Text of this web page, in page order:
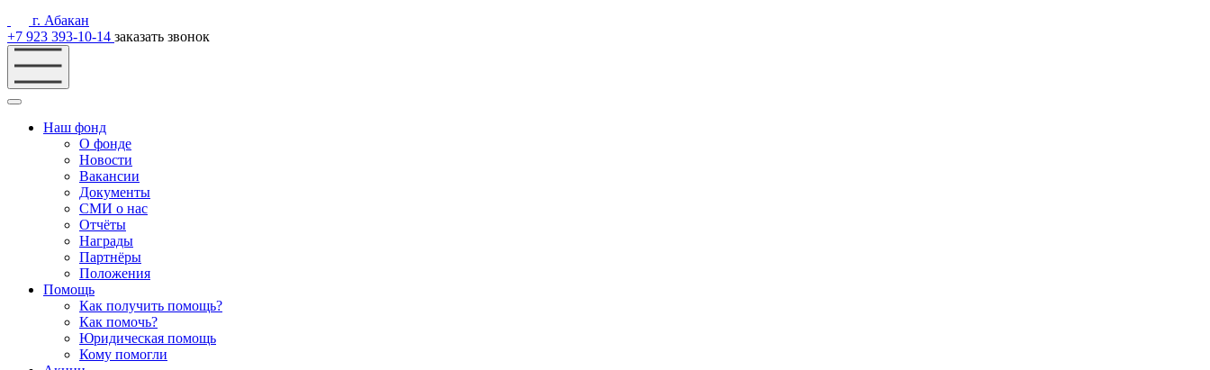
г. Абакан
+7 923 393-10-14 заказать звонок
Наш фонд
О фонде
Новости
Вакансии
Документы
СМИ о нас
Отчёты
Награды
Партнёры
Положения
Помощь
Как получить помощь?
Как помочь?
Юридическая помощь
Кому помогли